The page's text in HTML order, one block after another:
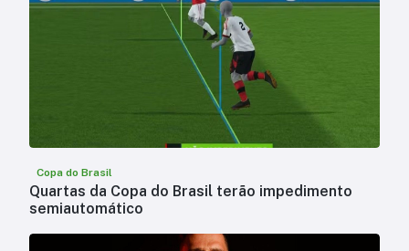
Copa do Brasil
Quartas da Copa do Brasil terão impedimento
semiautomático